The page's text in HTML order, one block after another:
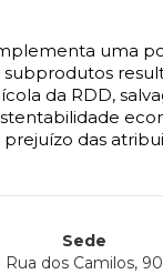
uma
da RDD,
das
Sede
Rua dos Camilos, 90